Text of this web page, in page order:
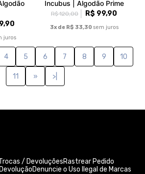
juros
Incubus | Algodão Prime
R$ 120,00 R$ 99,90
3x de R$ 33,30 sem juros
4 5 6 7 8 9 10
11 » >|
/ DevoluçõesRastrear Pedido
Denuncie o Uso Ilegal de Marcas